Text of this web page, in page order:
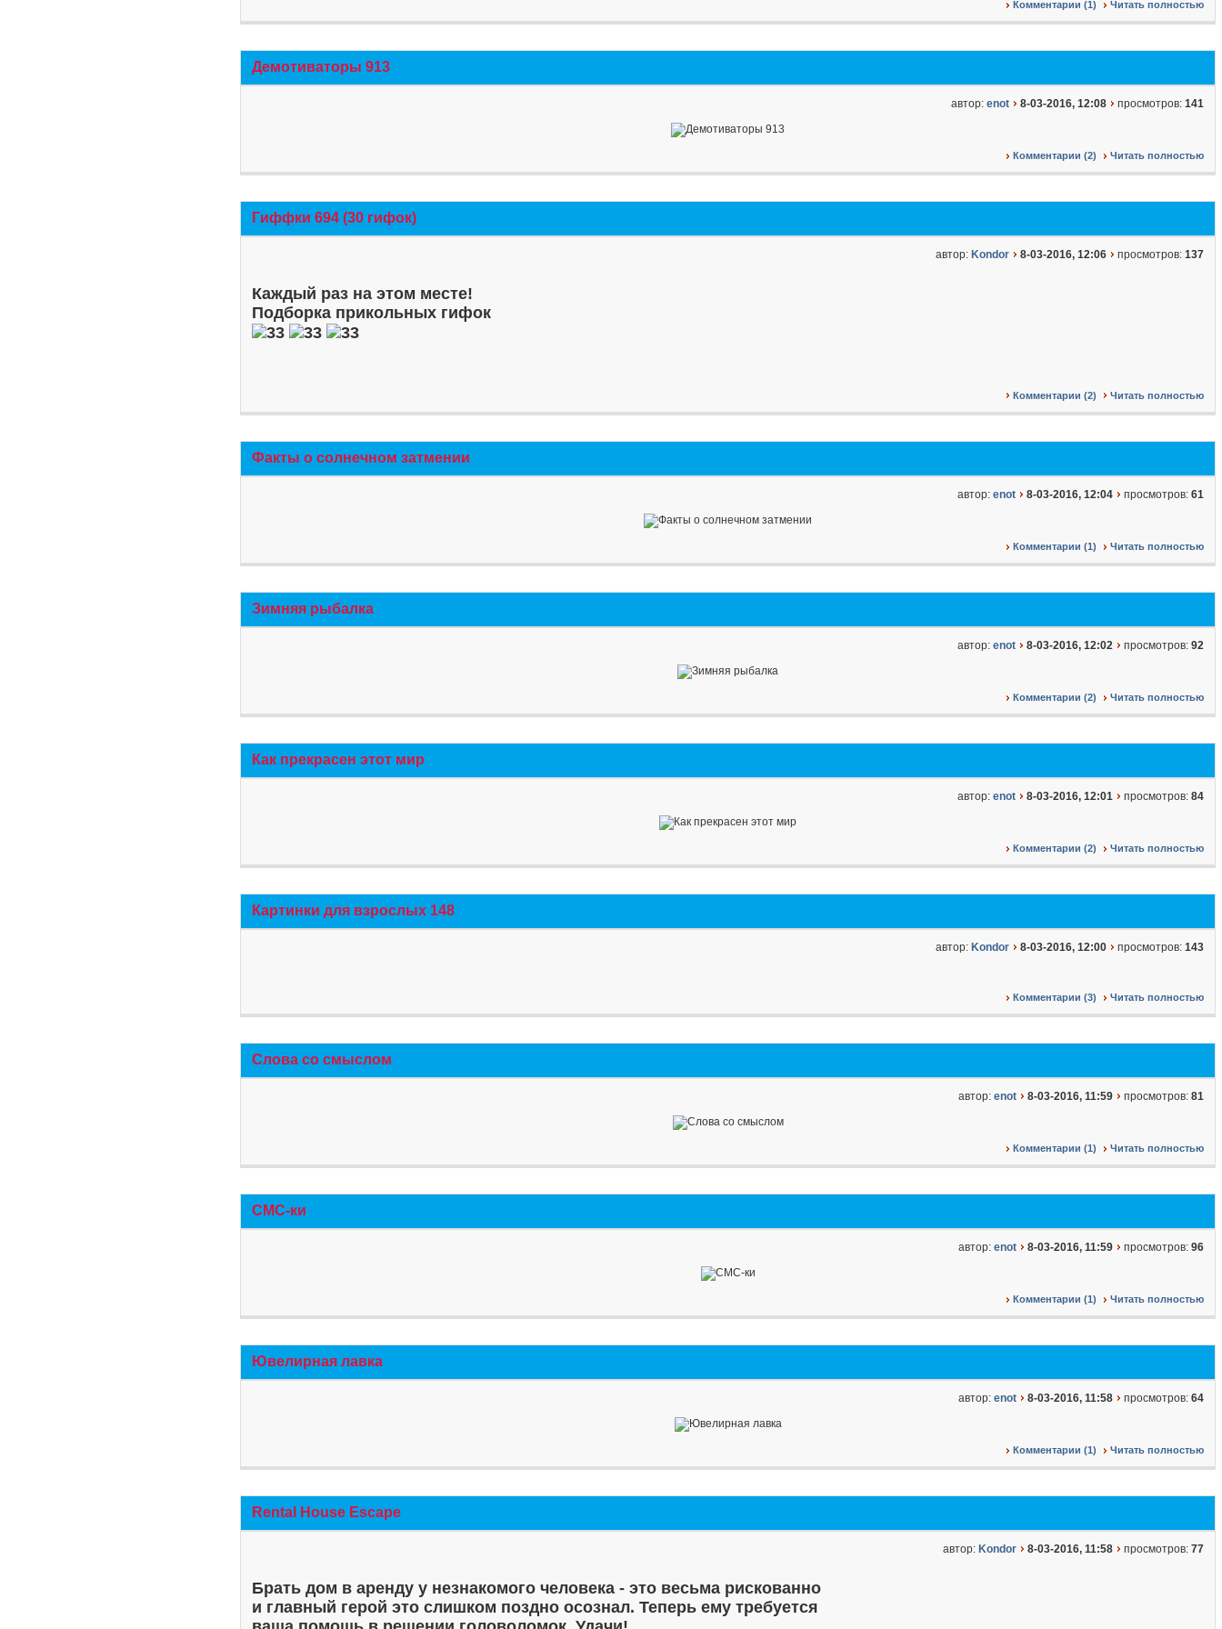
Комментарии (1) Читать полностью
Демотиваторы 913
автор: enot 8-03-2016, 12:08 просмотров: 141
Комментарии (2) Читать полностью
Гиффки 694 (30 гифок)
автор: Kondor 8-03-2016, 12:06 просмотров: 137
Каждый раз на этом месте!
Подборка прикольных гифок
Комментарии (2) Читать полностью
Факты о солнечном затмении
автор: enot 8-03-2016, 12:04 просмотров: 61
Комментарии (1) Читать полностью
Зимняя рыбалка
автор: enot 8-03-2016, 12:02 просмотров: 92
Комментарии (2) Читать полностью
Как прекрасен этот мир
автор: enot 8-03-2016, 12:01 просмотров: 84
Комментарии (2) Читать полностью
Картинки для взрослых 148
автор: Kondor 8-03-2016, 12:00 просмотров: 143
Комментарии (3) Читать полностью
Слова со смыслом
автор: enot 8-03-2016, 11:59 просмотров: 81
Комментарии (1) Читать полностью
СМС-ки
автор: enot 8-03-2016, 11:59 просмотров: 96
Комментарии (1) Читать полностью
Ювелирная лавка
автор: enot 8-03-2016, 11:58 просмотров: 64
Комментарии (1) Читать полностью
Rental House Escape
автор: Kondor 8-03-2016, 11:58 просмотров: 77
Брать дом в аренду у незнакомого человека - это весьма рискованно
и главный герой это слишком поздно осознал. Теперь ему требуется